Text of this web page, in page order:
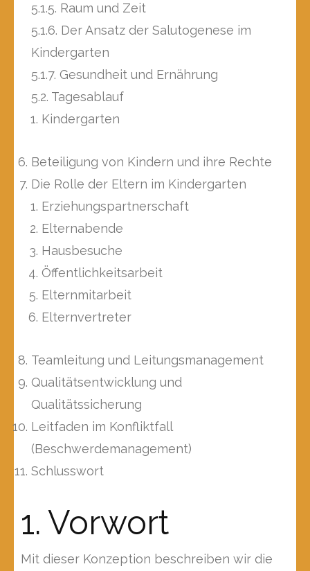
5.1.5. Raum und Zeit
5.1.6. Der Ansatz der Salutogenese im
Kindergarten
5.1.7. Gesundheit und Ernährung
5.2. Tagesablauf
Kindergarten
Beteiligung von Kindern und ihre Rechte
Die Rolle der Eltern im Kindergarten
Erziehungspartnerschaft
Elternabende
Hausbesuche
Öffentlichkeitsarbeit
Elternmitarbeit
Elternvertreter
Teamleitung und Leitungsmanagement
Qualitätsentwicklung und
Qualitätssicherung
Leitfaden im Konfliktfall
(Beschwerdemanagement)
Schlusswort
1. Vorwort
Mit dieser Konzeption beschreiben wir die